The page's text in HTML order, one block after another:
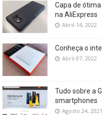
Capa de
na AliExpress
Abril 14, 2022
Conheça o
Abril 07, 2022
Tudo sobre a
smartphones
Agosto 24, 2021